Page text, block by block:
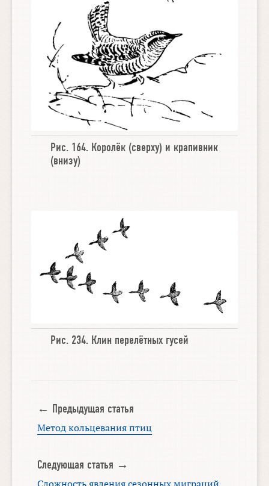
Рис. 164. Королёк (сверху) и крапивник
(внизу)
Рис. 234. Клин перелётных гусей
← Предыдущая статья
Метод кольцевания птиц
Следующая статья →
Сложность явления сезонных миграций